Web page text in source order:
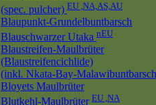
(spec. pulcher) EU ,NA,AS,AU
Blaupunkt-Grundelbuntbarsch
Blauschwarzer Utaka nEU
Blaustreifen-Maulbrüter
(Blaustreifencichlide)
(inkl. Nkata-Bay-
Bloyets Maulbrüter
Blutkehl-Maulbrüter EU ,NA